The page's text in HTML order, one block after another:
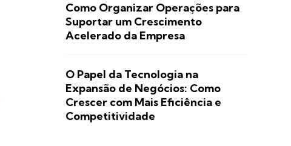
Como Organizar Operações para
Suportar um Crescimento
Acelerado da Empresa
O Papel da Tecnologia na
Expansão de Negócios: Como
Crescer com Mais Eficiência e
Competitividade